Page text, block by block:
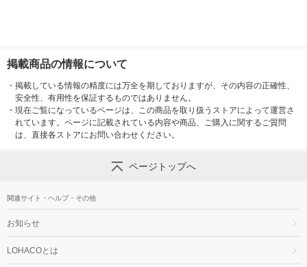
掲載商品の情報について
・ 掲載している情報の精度には万全を期しておりますが、その内容の正確性、
安全性、有用性を保証するものではありません。
・ 現在ご覧になっているページは、この商品を取り扱うストアによって運営さ
れています。ページに記載されている内容や商品、ご購入に関するご質問
は、直接各ストアにお問い合わせください。
ページトップへ
関連サイト・ヘルプ・その他
お知らせ
LOHACOとは